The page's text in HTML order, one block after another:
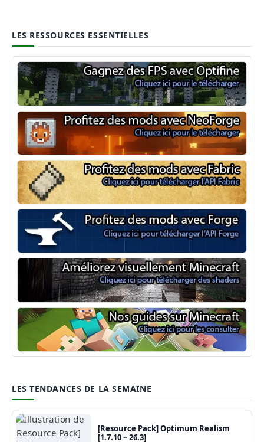
LES RESSOURCES ESSENTIELLES
Optifine
NeoForge
Minecraft Fabric
Minecraft Forge
Shaders Minecraft
Guide Minecraft
LES TENDANCES DE LA SEMAINE
[Resource Pack] Optimum Realism
[1.7.10 – 26.3]